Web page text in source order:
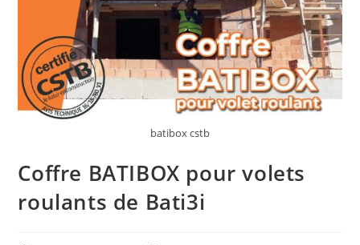
batibox cstb
Coffre BATIBOX pour volets
roulants de Bati3i